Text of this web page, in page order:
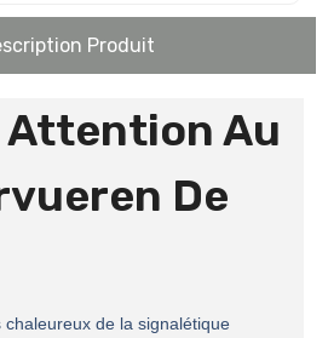
Produit
Attention Au
De
chaleureux de la signalétique